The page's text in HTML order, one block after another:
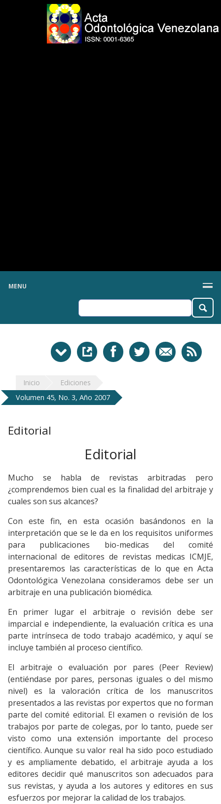
MENU
Inicio
Ediciones
Volumen 45, No. 3, Año 2007
Editorial
Editorial
Mucho se habla de revistas arbitradas pero
¿comprendemos bien cual es la finalidad del arbitraje y
cuales son sus alcances?
Con este fin, en esta ocasión basándonos en la
interpretación que se le da en los requisitos uniformes
para publicaciones bio-medicas del comité
internacional de editores de revistas medicas ICMJE,
presentaremos las características de lo que en Acta
Odontológica Venezolana consideramos debe ser un
arbitraje en una publicación biomédica.
En primer lugar el arbitraje o revisión debe ser
imparcial e independiente, la evaluación crítica es una
parte intrínseca de todo trabajo académico, y aquí se
incluye también al proceso científico.
El arbitraje o evaluación por pares (Peer Review)
(entiéndase por pares, personas iguales o del mismo
nivel) es la valoración crítica de los manuscritos
presentados a las revistas por expertos que no forman
parte del comité editorial. El examen o revisión de los
trabajos por parte de colegas, por lo tanto, puede ser
visto como una extensión importante del proceso
científico. Aunque su valor real ha sido poco estudiado
y es ampliamente debatido, el arbitraje ayuda a los
editores decidir qué manuscritos son adecuados para
sus revistas, y ayuda a los autores y editores en sus
esfuerzos por mejorar la calidad de los trabajos.